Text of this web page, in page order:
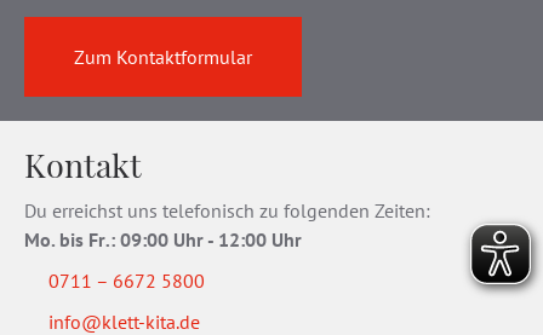
Zum Kontaktformular
Kontakt
Du erreichst uns telefonisch zu folgenden Zeiten:
Mo. bis Fr.: 09:00 Uhr - 12:00 Uhr
0711 – 6672 5800
info@klett-kita.de